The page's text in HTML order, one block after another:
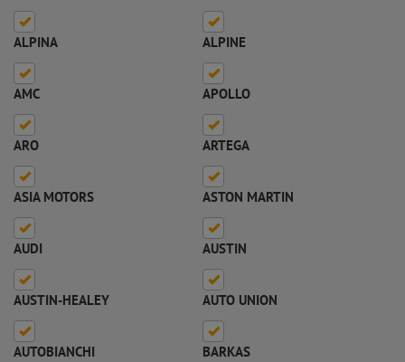
ALPINA ALPINE
AMC APOLLO
ARO ARTEGA
ASIA MOTORS ASTON MARTIN
AUDI AUSTIN
AUSTIN-HEALEY AUTO UNION
AUTOBIANCHI BARKAS